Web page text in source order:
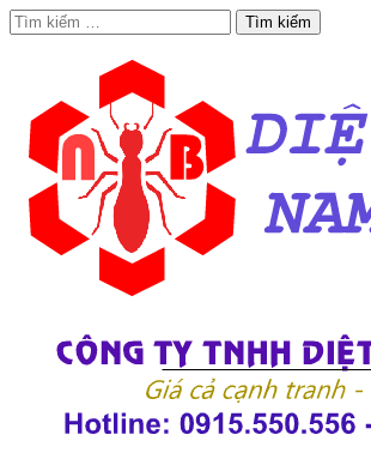
Tìm
kiếm